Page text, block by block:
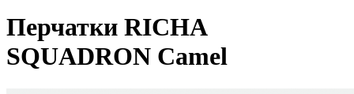
Перчатки RICHA
SQUADRON Camel